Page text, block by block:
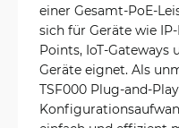
einer Gesamt-PoE-
sich für Geräte wie
Points, IoT-Gateways
Geräte eignet. Als
TSF000 Plug-and-